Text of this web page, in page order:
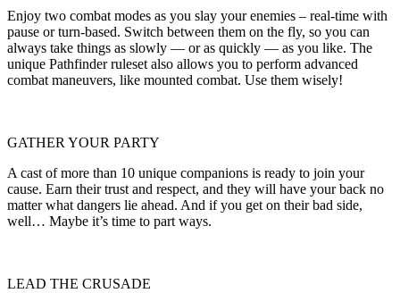
Enjoy two combat modes as you slay your enemies – real-time with
pause or turn-based. Switch between them on the fly, so you can
always take things as slowly — or as quickly — as you like. The
unique Pathfinder ruleset also allows you to perform advanced
combat maneuvers, like mounted combat. Use them wisely!
GATHER YOUR PARTY
A cast of more than 10 unique companions is ready to join your
cause. Earn their trust and respect, and they will have your back no
matter what dangers lie ahead. And if you get on their bad side,
well… Maybe it’s time to part ways.
LEAD THE CRUSADE